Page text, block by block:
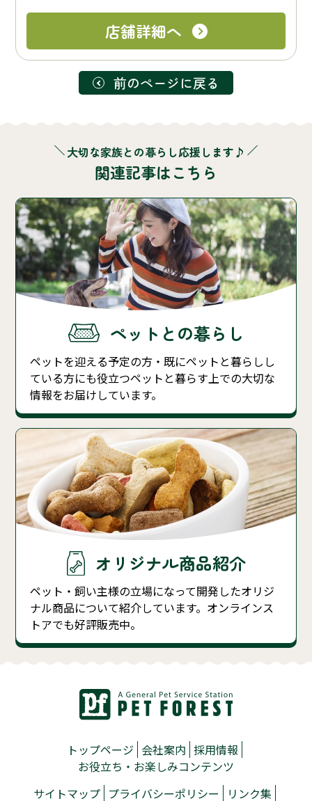
店舗詳細へ
前のページに戻る
大切な家族との暮らし応援します♪
関連記事はこちら
ペットとの暮らし
ペットを迎える予定の方・既にペットと暮らしし
ている方にも役立つペットと暮らす上での大切な
情報をお届けしています。
オリジナル商品紹介
ペット・飼い主様の立場になって開発したオリジ
ナル商品について紹介しています。オンラインス
トアでも好評販売中。
トップページ 会社案内 採用情報
お役立ち・お楽しみコンテンツ
サイトマップ プライバシーポリシー リンク集